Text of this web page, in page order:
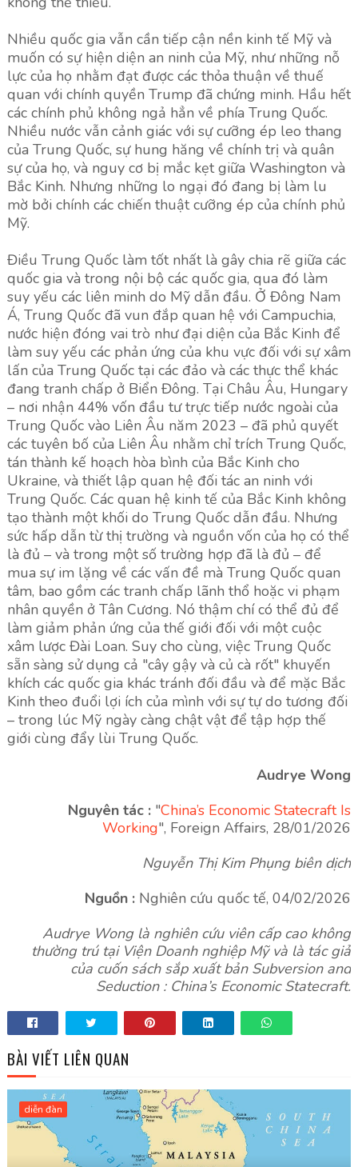
Nhiều quốc gia vẫn cần tiếp cận nền kinh tế Mỹ và
muốn có sự hiện diện an ninh của Mỹ, như những nỗ
lực của họ nhằm đạt được các thỏa thuận về thuế
quan với chính quyền Trump đã chứng minh. Hầu hết
các chính phủ không ngả hẳn về phía Trung Quốc.
Nhiều nước vẫn cảnh giác với sự cưỡng ép leo thang
của Trung Quốc, sự hung hăng về chính trị và quân
sự của họ, và nguy cơ bị mắc kẹt giữa Washington và
Bắc Kinh. Nhưng những lo ngại đó đang bị làm lu
mờ bởi chính các chiến thuật cưỡng ép của chính phủ
Mỹ.
Điều Trung Quốc làm tốt nhất là gây chia rẽ giữa các
quốc gia và trong nội bộ các quốc gia, qua đó làm
suy yếu các liên minh do Mỹ dẫn đầu. Ở Đông Nam
Á, Trung Quốc đã vun đắp quan hệ với Campuchia,
nước hiện đóng vai trò như đại diện của Bắc Kinh để
làm suy yếu các phản ứng của khu vực đối với sự xâm
lấn của Trung Quốc tại các đảo và các thực thể khác
đang tranh chấp ở Biển Đông. Tại Châu Âu, Hungary
– nơi nhận 44% vốn đầu tư trực tiếp nước ngoài của
Trung Quốc vào Liên Âu năm 2023 – đã phủ quyết
các tuyên bố của Liên Âu nhằm chỉ trích Trung Quốc,
tán thành kế hoạch hòa bình của Bắc Kinh cho
Ukraine, và thiết lập quan hệ đối tác an ninh với
Trung Quốc. Các quan hệ kinh tế của Bắc Kinh không
tạo thành một khối do Trung Quốc dẫn đầu. Nhưng
sức hấp dẫn từ thị trường và nguồn vốn của họ có thể
là đủ – và trong một số trường hợp đã là đủ – để
mua sự im lặng về các vấn đề mà Trung Quốc quan
tâm, bao gồm các tranh chấp lãnh thổ hoặc vi phạm
nhân quyền ở Tân Cương. Nó thậm chí có thể đủ để
làm giảm phản ứng của thế giới đối với một cuộc
xâm lược Đài Loan. Suy cho cùng, việc Trung Quốc
sẵn sàng sử dụng cả "cây gậy và củ cà rốt" khuyến
khích các quốc gia khác tránh đối đầu và để mặc Bắc
Kinh theo đuổi lợi ích của mình với sự tự do tương đối
– trong lúc Mỹ ngày càng chật vật để tập hợp thế
giới cùng đẩy lùi Trung Quốc.
Audrye Wong
Nguyên tác : "China’s Economic Statecraft Is
Working", Foreign Affairs, 28/01/2026
Nguyễn Thị Kim Phụng biên dịch
Nguồn : Nghiên cứu quốc tế, 04/02/2026
Audrye Wong là nghiên cứu viên cấp cao không
thường trú tại Viện Doanh nghiệp Mỹ và là tác giả
của cuốn sách sắp xuất bản Subversion and
Seduction : China’s Economic Statecraft.
BÀI VIẾT LIÊN QUAN
diễn đàn